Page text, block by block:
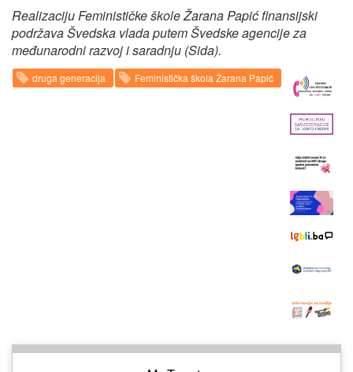
Realizaciju Feminističke škole Žarana Papić finansijski
podržava Švedska vlada putem Švedske agencije za
međunarodni razvoj i saradnju (Sida).
druga generacija Feministička škola Žarana Papić